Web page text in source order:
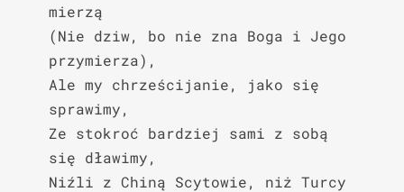
mierzą
(Nie dziw, bo nie zna Boga i Jego
przymierza),
Ale my chrześcijanie, jako się
sprawimy,
Ze stokroć bardziej sami z sobą
się dławimy,
Niźli z Chiną Scytowie, niż Turcy